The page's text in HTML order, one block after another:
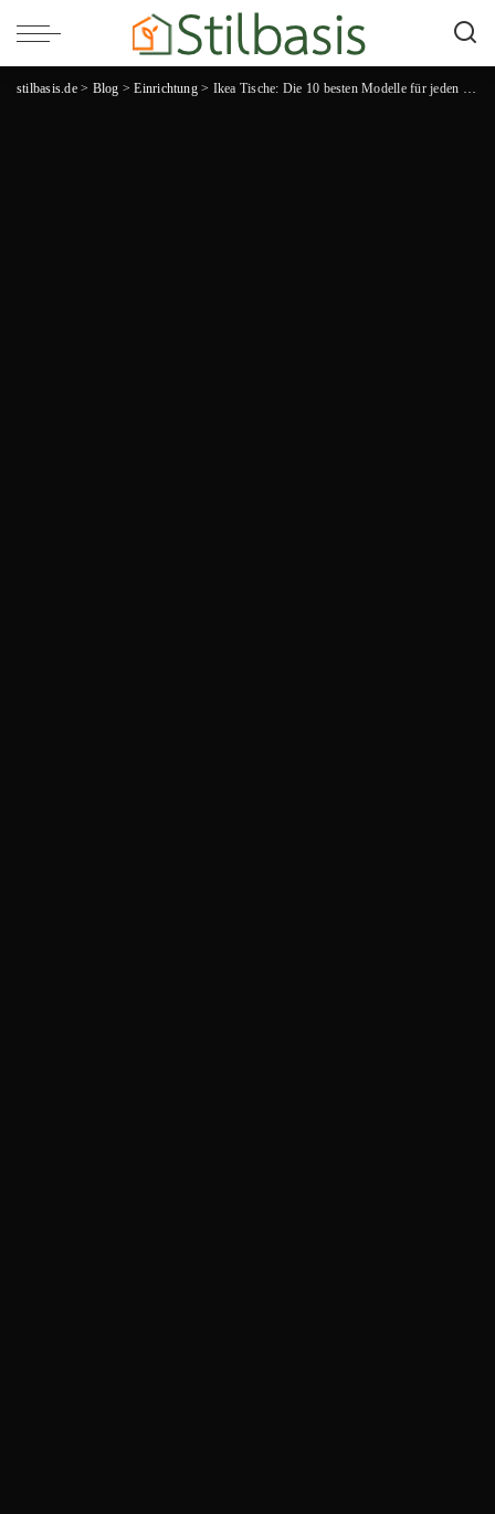
stilbasis.de> Blog >Einrichtung> Ikea Tische: Die 10 besten Modelle für jeden Einrichtungsstil